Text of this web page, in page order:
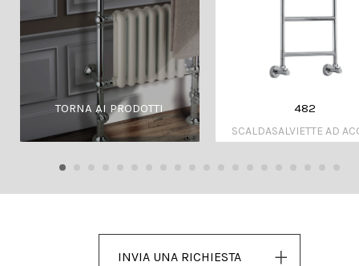
TORNA AI PRODOTTI 482
SCALDASALVIETTE AD
INVIA UNA RICHIESTA